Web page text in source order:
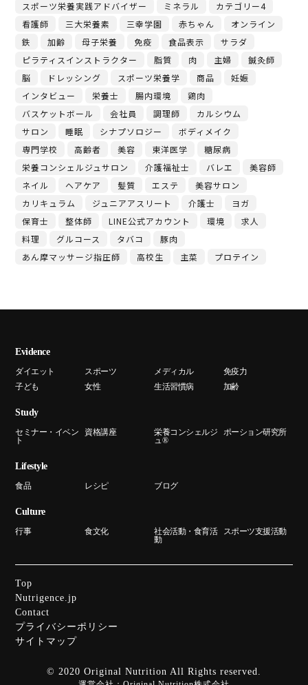
スポーツ栄養実践アドバイザー
ミネラル
カテゴリー4
看護師
三大栄養素 三幸学園 赤ちゃん
オンライン
鉄
加齢 母子栄養 免疫 食品表示
サラダ
ピラティスインストラクター
脂質 肉 主婦
鍼灸師
脳
ドレッシング スポーツ栄養学 商品
妊娠
インタビュー
栄養士 腸内環境
鶏肉
バスケットボール
会社員 調理師
カルシウム
サロン
睡眠 シナプソロジー
ボディメイク
専門学校
高齢者 美容 東洋医学
糖尿病
栄養コンシェルジュサロン
介護福祉士 バレエ
美容師
ネイル
ヘアケア 髪質 エステ
美容サロン
カリキュラム
ジュニアアスリート 介護士
ヨガ
保育士
整体師 LINE公式アカウント 環境
求人
料理
グルコース タバコ
豚肉
あん摩マッサージ指圧師
高校生 主菜 プロテイン
Evidence
ダイエット スポーツ メディカル
免疫力
子ども
女性 生活習慣病 加齢
Study
セミナー・イベン
ト
資格講座
栄養コンシェルジ
ュ®
ポーション研究所
Lifestyle
食品 レシピ ブログ
Culture
行事 食文化
社会活動・食育活
動
スポーツ支援活動
Top
Nutrigence.jp
Contact
プライバシーポリシー
サイトマップ
© 2020 Original Nutrition All Rights reserved.